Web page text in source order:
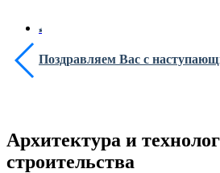
Поздравляем Вас с
Архитектура и
строительства